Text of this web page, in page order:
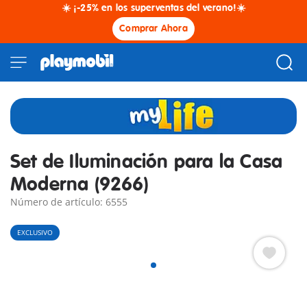
☀️ ¡-25% en los superventas del verano!☀️
Comprar Ahora
Set de Iluminación para la Casa
Moderna (9266)
Número de artículo: 6555
EXCLUSIVO